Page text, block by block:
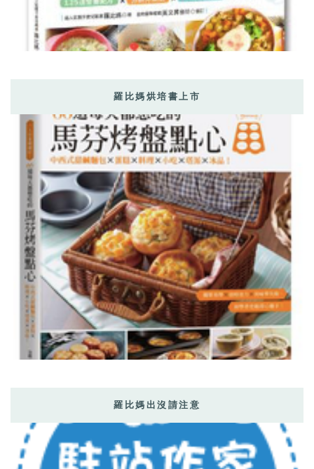
羅比媽烘培書上市
羅比媽出沒請注意